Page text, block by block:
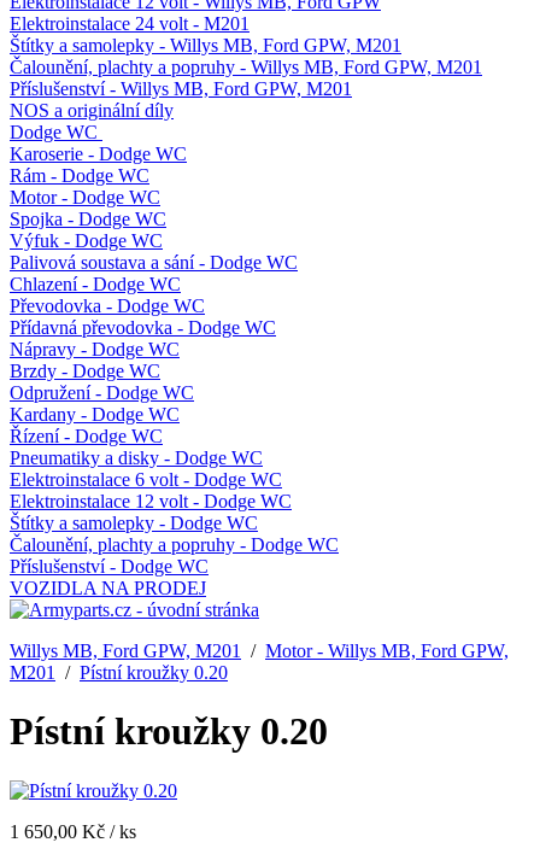
Elektroinstalace 24 volt - M201
Štítky a samolepky - Willys MB, Ford GPW, M201
Čalounění, plachty a popruhy - Willys MB, Ford GPW, M201
Příslušenství - Willys MB, Ford GPW, M201
NOS a originální díly
Dodge WC
Karoserie - Dodge WC
Rám - Dodge WC
Motor - Dodge WC
Spojka - Dodge WC
Výfuk - Dodge WC
Palivová soustava a sání - Dodge WC
Chlazení - Dodge WC
Převodovka - Dodge WC
Přídavná převodovka - Dodge WC
Nápravy - Dodge WC
Brzdy - Dodge WC
Odpružení - Dodge WC
Kardany - Dodge WC
Řízení - Dodge WC
Pneumatiky a disky - Dodge WC
Elektroinstalace 6 volt - Dodge WC
Elektroinstalace 12 volt - Dodge WC
Štítky a samolepky - Dodge WC
Čalounění, plachty a popruhy - Dodge WC
Příslušenství - Dodge WC
VOZIDLA NA PRODEJ
Willys MB, Ford GPW, M201 / Motor - Willys MB, Ford GPW,
M201
/ Pístní kroužky 0.20
Pístní kroužky 0.20
1 650,00 Kč / ks